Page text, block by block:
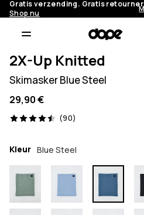
Gratis verzending. Gratis
Shop nu
2X-Up Knitted
Skimasker Blue Steel
29,90 €
(90)
90 beoordelingen, 4.5/5
Kleur Blue Steel